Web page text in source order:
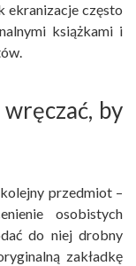
ekranizacje często
książkami i
by
przedmiot –
osobistych
do niej drobny
zakładkę